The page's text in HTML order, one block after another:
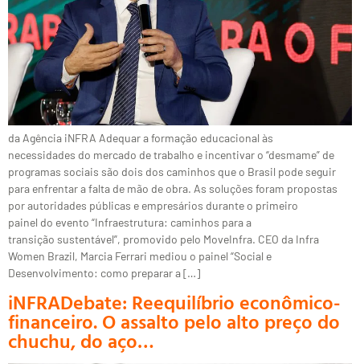
da Agência iNFRA Adequar a formação educacional às
necessidades do mercado de trabalho e incentivar o “desmame” de
programas sociais são dois dos caminhos que o Brasil pode seguir
para enfrentar a falta de mão de obra. As soluções foram propostas
por autoridades públicas e empresários durante o primeiro
painel do evento “Infraestrutura: caminhos para a
transição sustentável”, promovido pelo MoveInfra. CEO da Infra
Women Brazil, Marcia Ferrari mediou o painel “Social e
Desenvolvimento: como preparar a […]
iNFRADebate: Reequilíbrio econômico-
financeiro. O assalto pelo alto preço do
chuchu, do aço…